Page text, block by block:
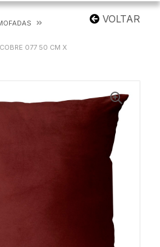
VOLTAR
077 50 CM X